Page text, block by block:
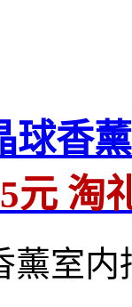
香
元 淘
薰室